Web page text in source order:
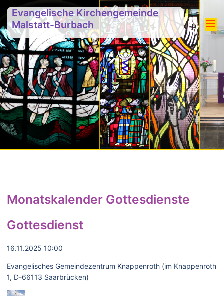
Evangelische Kirchengemeinde
Malstatt-Burbach
Monatskalender Gottesdienste
Gottesdienst
16.11.2025 10:00
Evangelisches Gemeindezentrum Knappenroth (im Knappenroth
1, D-66113 Saarbrücken)